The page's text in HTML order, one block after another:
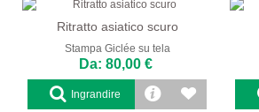
Ritratto asiatico scuro
Stampa Giclée su tela
Da: 80,00 €
Ingrandire